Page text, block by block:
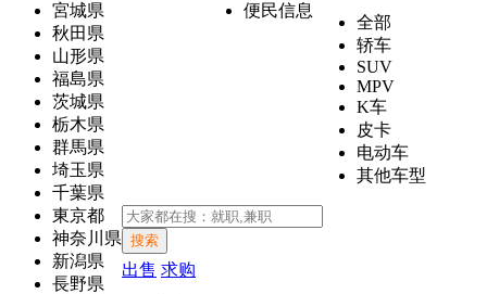
宮城県
秋田県
山形県
福島県
茨城県
栃木県
群馬県
埼玉県
千葉県
東京都
神奈川県
新潟県
長野県
便民信息
全部
轿车
SUV
MPV
K车
皮卡
电动车
其他车型
搜索
出售 求购